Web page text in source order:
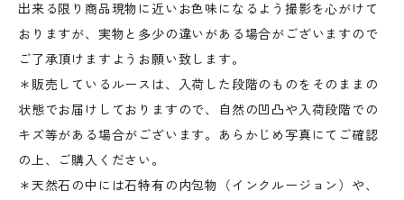
出来る限り商品現物に近いお色味になるよう撮影を心がけて
おりますが、実物と多少の違いがある場合がございますので
ご了承頂けますようお願い致します。
＊販売しているルースは、入荷した段階のものをそのままの
状態でお届けしておりますので、自然の凹凸や入荷段階での
キズ等がある場合がございます。あらかじめ写真にてご確認
の上、ご購入ください。
＊天然石の中には石特有の内包物（インクルージョン）や、